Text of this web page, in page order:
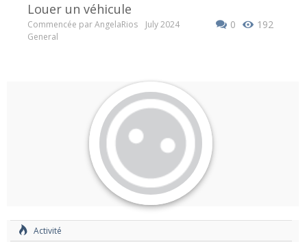
louer un véhicule
192
0
Commencée parAngelaRios
July 2024
General
Activité